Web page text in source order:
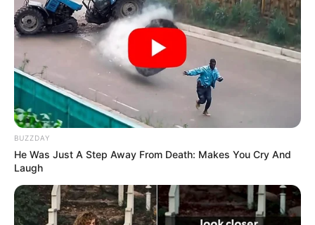
BUZZDAY
He Was Just A Step Away From Death: Makes You Cry And
Laugh